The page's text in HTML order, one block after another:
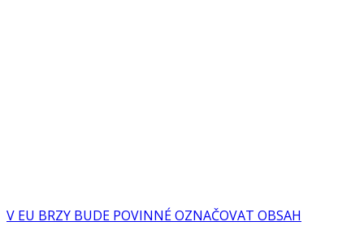
V EU BRZY BUDE POVINNÉ OZNAČOVAT OBSAH